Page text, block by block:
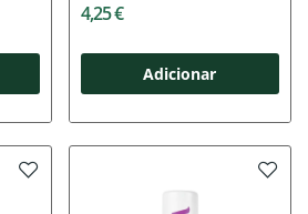
4,25 €
Adicionar